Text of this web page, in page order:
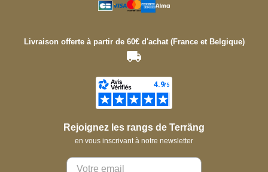
Livraison offerte à partir de 60€ d'achat (France et Belgique)
Rejoignez les rangs de Terräng
en vous inscrivant à notre newsletter